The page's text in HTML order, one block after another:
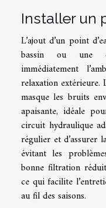
Installer un
L’ajout d’un point
bassin ou une
immédiatement
relaxation extérieure.
masque les bruits
apaisante, idéale
circuit hydraulique
régulier et d’assurer
évitant les
bonne filtration réduit
ce qui facilite
au fil des saisons.